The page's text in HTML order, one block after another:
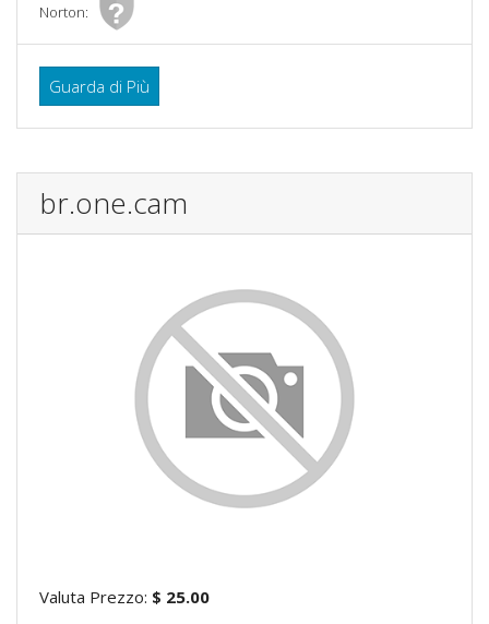
Norton:
Guarda di Più
br.one.cam
Valuta Prezzo: $ 25.00